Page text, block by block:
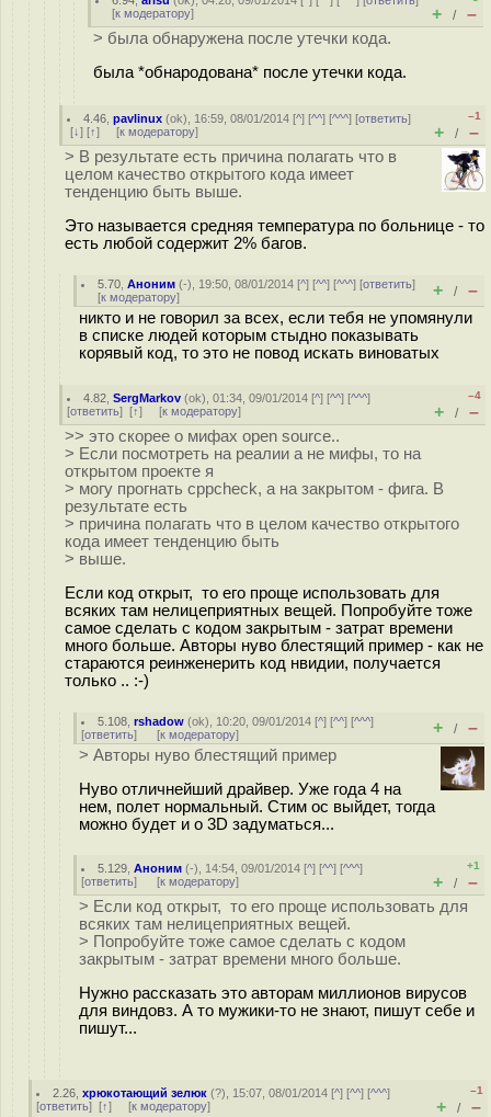
[к модератору] + / –
> была обнаружена после утечки кода.
была *обнародована* после утечки кода.
4.46 ,pavlinux (ok), 16:59, 08/01/2014 [^] [^^] [^^^] [ответить]
[↓] [↑] [к модератору]
–1
+ / –
> В результате есть причина полагать что в
целом качество открытого кода имеет
тенденцию быть выше.
Это называется средняя температура по больнице - то
есть любой содержит 2% багов.
5.70 ,Аноним (-), 19:50, 08/01/2014 [^] [^^] [^^^] [ответить]
[к модератору] + / –
никто и не говорил за всех, если тебя не упомянули
в списке людей которым стыдно показывать
корявый код, то это не повод искать виноватых
4.82 ,SergMarkov (ok), 01:34, 09/01/2014 [^] [^^] [^^^]
[ответить] [↑] [к модератору]
–4
+ / –
>> это скорее о мифах open source..
> Если посмотреть на реалии а не мифы, то на
открытом проекте я
> могу прогнать cppcheck, а на закрытом - фига. В
результате есть
> причина полагать что в целом качество открытого
кода имеет тенденцию быть
> выше.
Если код открыт, то его проще использовать для
всяких там нелицеприятных вещей. Попробуйте тоже
самое сделать с кодом закрытым - затрат времени
много больше. Авторы нуво блестящий пример - как не
стараются реинженерить код нвидии, получается
только .. :-)
5.108 ,rshadow (ok), 10:20, 09/01/2014 [^] [^^] [^^^]
[ответить] [к модератору] + / –
> Авторы нуво блестящий пример
Нуво отличнейший драйвер. Уже года 4 на
нем, полет нормальный. Стим ос выйдет, тогда
можно будет и о 3D задуматься...
5.129 ,Аноним (-), 14:54, 09/01/2014 [^] [^^] [^^^]
[ответить] [к модератору]
+1
+ / –
> Если код открыт, то его проще использовать для
всяких там нелицеприятных вещей.
> Попробуйте тоже самое сделать с кодом
закрытым - затрат времени много больше.
Нужно рассказать это авторам миллионов вирусов
для виндовз. А то мужики-то не знают, пишут себе и
пишут...
2.26 ,хрюкотающий зелюк (?), 15:07, 08/01/2014 [^] [^^] [^^^]
[ответить] [↑] [к модератору]
–1
+ / –